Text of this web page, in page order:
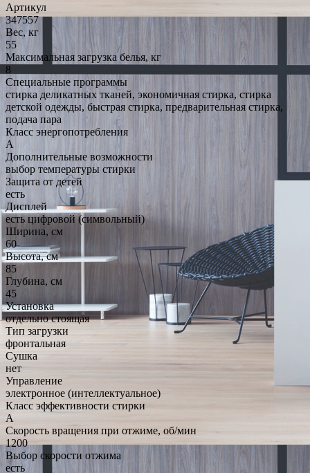
Артикул
347557
Вес, кг
55
Максимальная загрузка белья, кг
8
Специальные программы
стирка деликатных тканей, экономичная стирка, стирка
детской одежды, быстрая стирка, предварительная стирка,
подача пара
Класс энергопотребления
A
Дополнительные возможности
выбор температуры стирки
Защита от детей
есть
Дисплей
есть цифровой (символьный)
Ширина, см
60
Высота, см
85
Глубина, см
45
Установка
отдельно стоящая
Тип загрузки
фронтальная
Сушка
нет
Управление
электронное (интеллектуальное)
Класс эффективности стирки
A
Скорость вращения при отжиме, об/мин
1200
Выбор скорости отжима
есть